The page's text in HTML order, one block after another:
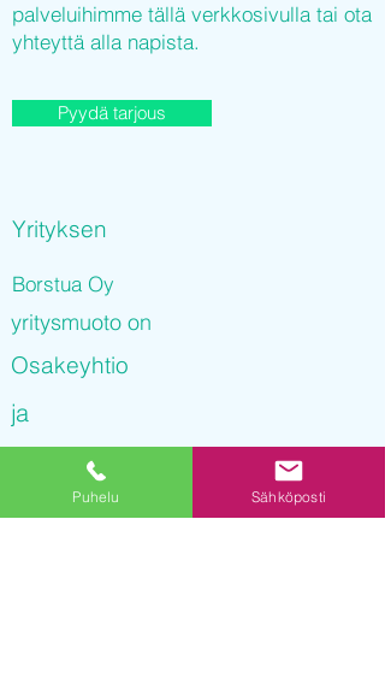
palveluihimme tällä verkkosivulla tai ota
yhteyttä alla napista.
Pyydä tarjous
Yrityksen
Borstua Oy
yritysmuoto on
Osakeyhtio
ja
Borstua Oy
on rekisteröity kaupparekisteriin
Puhelu Sähköposti